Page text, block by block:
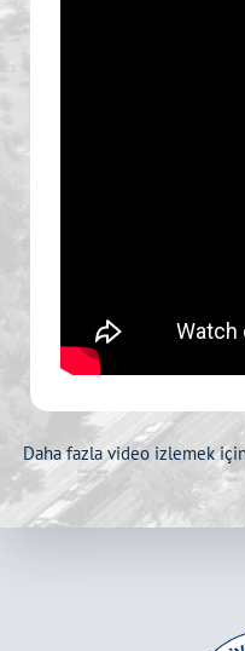
Daha fazla video izlemek